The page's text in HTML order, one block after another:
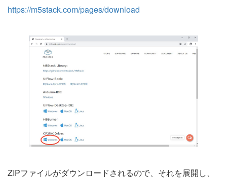
https://m5stack.com/pages/download
ZIPファイルがダウンロードされるので、それを展開し、